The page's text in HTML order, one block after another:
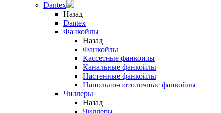
Dantex
Назад
Dantex
Фанкойлы
Назад
Фанкойлы
Кассетные фанкойлы
Канальные фанкойлы
Настенные фанкойлы
Напольно-потолочные фанкойлы
Чиллеры
Назад
Чиллеры